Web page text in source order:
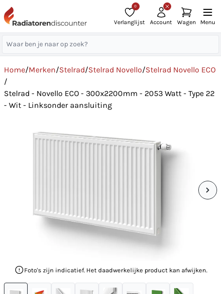
0
Verlanglijst Account Wagen Menu
Home/Merken/Stelrad/Stelrad Novello/Stelrad Novello ECO
/
Stelrad - Novello ECO - 300x2200mm - 2053 Watt - Type 22
- Wit - Linksonder aansluiting
Foto's zijn indicatief. Het daadwerkelijke product kan afwijken.